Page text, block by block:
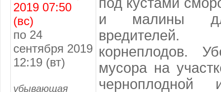
2019 07:50
(вс)
по 24
сентября 2019
12:19 (вт)
убывающая
и малины
корнеплодов.
мусора на
черноплодной